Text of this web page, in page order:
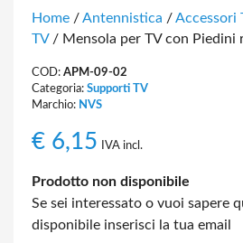
Home /Antennistica /Accessori
TV/ Mensola per TV con Piedini
COD: APM-09-02
Categoria: Supporti TV
Marchio: NVS
€ 6,15 IVA incl.
Prodotto non disponibile
Se sei interessato o vuoi sapere
disponibile inserisci la tua email